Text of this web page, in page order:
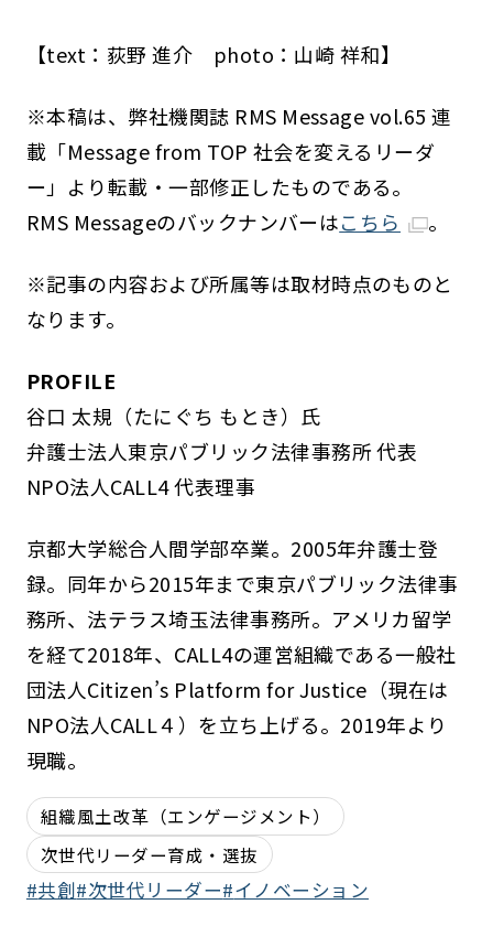
【text：荻野 進介 photo：山崎 祥和】
※本稿は、弊社機関誌 RMS Message vol.65 連
載「Message from TOP 社会を変えるリーダ
ー」より転載・一部修正したものである。
RMS Messageのバックナンバーはこちら 。
※記事の内容および所属等は取材時点のものと
なります。
PROFILE
谷口 太規（たにぐち もとき）氏
弁護士法人東京パブリック法律事務所 代表
NPO法人CALL4 代表理事
京都大学総合人間学部卒業。2005年弁護士登
録。同年から2015年まで東京パブリック法律事
務所、法テラス埼玉法律事務所。アメリカ留学
を経て2018年、CALL4の運営組織である一般社
団法人Citizen’s Platform for Justice（現在は
NPO法人CALL４）を立ち上げる。2019年より
現職。
組織風土改革（エンゲージメント）
次世代リーダー育成・選抜
共創 次世代リーダー イノベーション